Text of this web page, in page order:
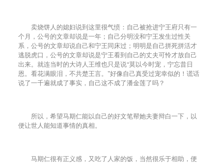
卖烧饼人的媳妇说到这里很气愤：自己被抢进宁王府只有一
个月，公号的文章却说是一年；自己分明没和宁王发生过性关
系，公号的文章却说自己和宁王同床过；明明是自己拼死拼活才
逃脱虎口，公号的文章却说是宁王看到自己的丈夫可怜才放自己
出来。就连当时的大诗人王维也只是说“莫以今时宠，宁忘昔日
恩。看花满眼泪，不共楚王言。”好像自己真受过宠幸似的！谎话
说了一千遍就成了事实，自己这不成了潘金莲了吗？
所以，希望马期仁能以自己的好文笔帮她夫妻辩白一下，以
便让世人能知道事情的真相。
马期仁很有正义感，又吃了人家的饭，当然很乐于相助，便